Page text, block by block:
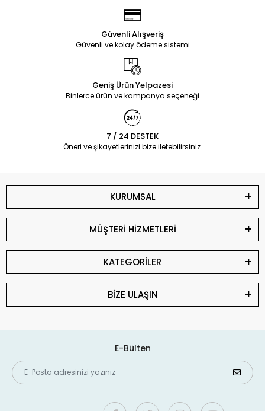
Güvenli Alışveriş
Güvenli ve kolay ödeme sistemi
Geniş Ürün Yelpazesi
Binlerce ürün ve kampanya seçeneği
7 / 24 DESTEK
Öneri ve şikayetlerinizi bize iletebilirsiniz.
KURUMSAL
MÜŞTERİ HİZMETLERİ
KATEGORİLER
BİZE ULAŞIN
E-Bülten